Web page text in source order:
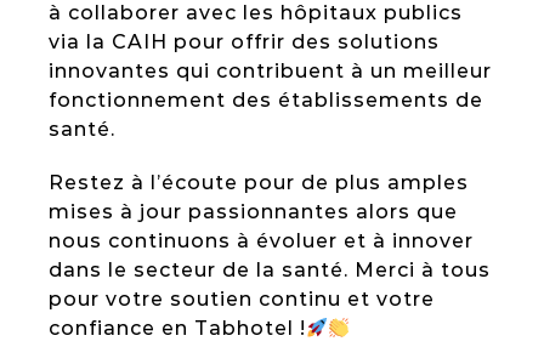
à collaborer avec les hôpitaux publics
via la CAIH pour offrir des solutions
innovantes qui contribuent à un meilleur
fonctionnement des établissements de
santé.
Restez à l’écoute pour de plus amples
mises à jour passionnantes alors que
nous continuons à évoluer et à innover
dans le secteur de la santé. Merci à tous
pour votre soutien continu et votre
confiance en Tabhotel !